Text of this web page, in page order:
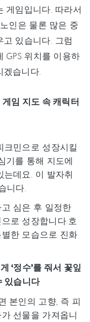
게임입니다. 따라서
인은 물론 많은 중
있습니다. 그럼
GPS 위치를 이용하
습니다.
임 지도 속 캐릭터
크민으로 성장시킬
기를 통해 지도에
데요. 이 발자취
니다.
심은 후 일정한
로 성장합니다.호
한 모습으로 진화
‘정수’를 줘서 꽃잎
있습니다
본인의 고향, 즉 피
선물을 가져옵니